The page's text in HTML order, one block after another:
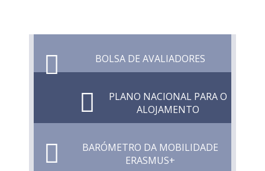
BOLSA DE AVALIADORES
PLANO NACIONAL PARA O
ALOJAMENTO
BARÓMETRO DA MOBILIDADE
ERASMUS+